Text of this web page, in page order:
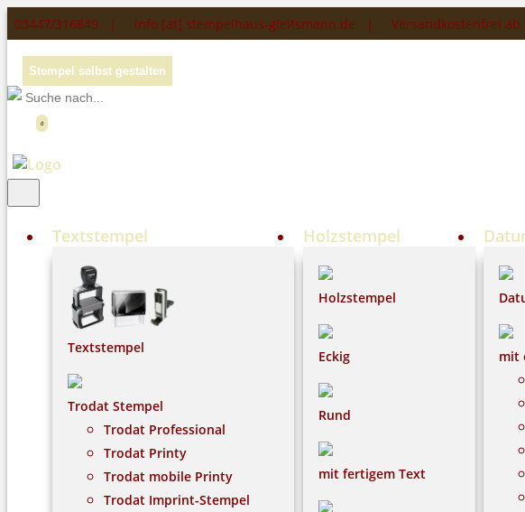
03447/316849 | info [at] stempelhaus-gleitsmann.de | Versandkostenfrei
Stempel selbst gestalten
0
Textstempel
Textstempel
Trodat Stempel
Trodat Professional
Trodat Printy
Trodat mobile Printy
Trodat Imprint-Stempel
Holzstempel
Holzstempel
Eckig
Rund
mit fertigem Text
mit